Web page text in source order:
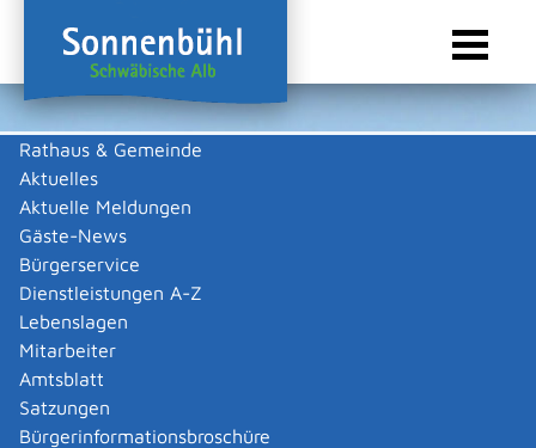
Rathaus & Gemeinde
Aktuelles
Aktuelle Meldungen
Gäste-News
Bürgerservice
Dienstleistungen A-Z
Lebenslagen
Mitarbeiter
Amtsblatt
Satzungen
Bürgerinformationsbroschüre
Sie sind hier:
Gewerbeliste
Keine Daten vorhanden
Zurück zur Suche
Zurück zur Suche